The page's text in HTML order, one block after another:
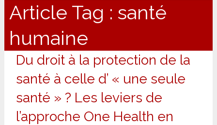
Article Tag : santé
humaine
Du droit à la protection de la
santé à celle d’ « une seule
santé » ? Les leviers de
l’approche One Health en